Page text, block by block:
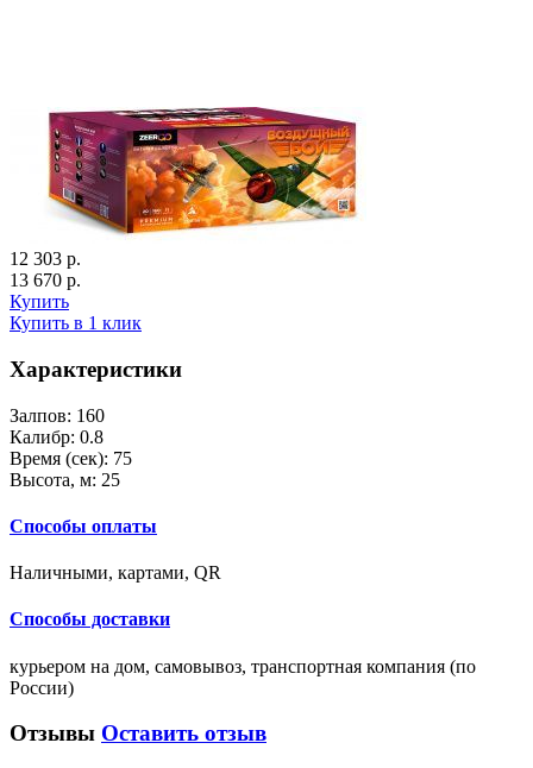
12 303 р.
13 670 р.
Купить
Купить в 1 клик
Характеристики
Залпов: 160
Калибр: 0.8
Время (сек): 75
Высота, м: 25
Способы оплаты
Наличными, картами, QR
Способы доставки
курьером на дом, самовывоз, транспортная компания (по
России)
Отзывы Оставить отзыв